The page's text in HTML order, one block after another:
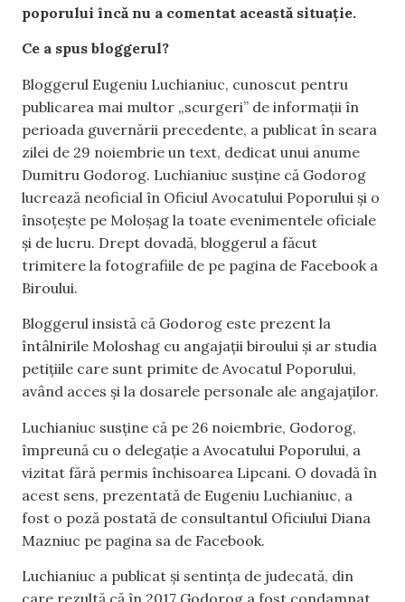
poporului încă nu a comentat această situație.
Ce a spus bloggerul?
Bloggerul Eugeniu Luchianiuc, cunoscut pentru
publicarea mai multor „scurgeri” de informații în
perioada guvernării precedente, a publicat în seara
zilei de 29 noiembrie un text, dedicat unui anume
Dumitru Godorog. Luchianiuc susține că Godorog
lucrează neoficial în Oficiul Avocatului Poporului și o
însoțește pe Moloșag la toate evenimentele oficiale
și de lucru. Drept dovadă, bloggerul a făcut
trimitere la fotografiile de pe pagina de Facebook a
Biroului.
Bloggerul insistă că Godorog este prezent la
întâlnirile Moloshag cu angajații biroului și ar studia
petițiile care sunt primite de Avocatul Poporului,
având acces și la dosarele personale ale angajaților.
Luchianiuc susține că pe 26 noiembrie, Godorog,
împreună cu o delegație a Avocatului Poporului, a
vizitat fără permis închisoarea Lipcani. O dovadă în
acest sens, prezentată de Eugeniu Luchianiuc, a
fost o poză postată de consultantul Oficiului Diana
Mazniuc pe pagina sa de Facebook.
Luchianiuc a publicat și sentința de judecată, din
care rezultă că în 2017 Godorog a fost condamnat